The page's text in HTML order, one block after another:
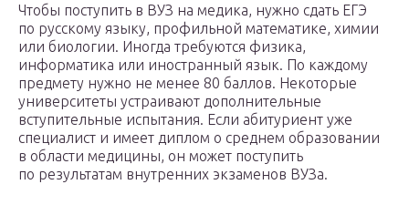
Чтобы поступить в ВУЗ на медика, нужно сдать ЕГЭ
по русскому языку, профильной математике, химии
или биологии. Иногда требуются физика,
информатика или иностранный язык. По каждому
предмету нужно не менее 80 баллов. Некоторые
университеты устраивают дополнительные
вступительные испытания. Если абитуриент уже
специалист и имеет диплом о среднем образовании
в области медицины, он может поступить
по результатам внутренних экзаменов ВУЗа.